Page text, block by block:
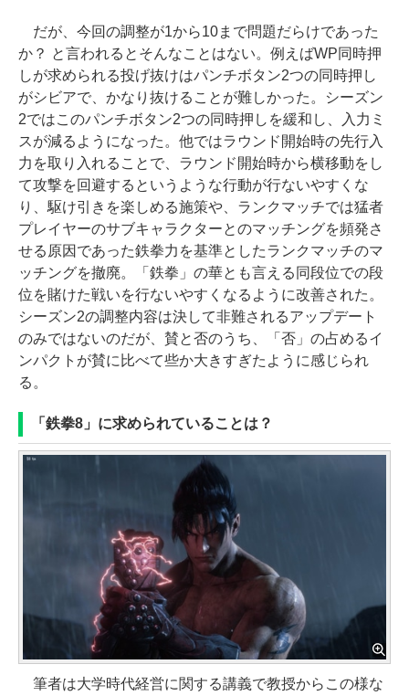
だが、今回の調整が1から10まで問題だらけであった
か？ と言われるとそんなことはない。例えばWP同時押
しが求められる投げ抜けはパンチボタン2つの同時押し
がシビアで、かなり抜けることが難しかった。シーズン
2ではこのパンチボタン2つの同時押しを緩和し、入力ミ
スが減るようになった。他ではラウンド開始時の先行入
力を取り入れることで、ラウンド開始時から横移動をし
て攻撃を回避するというような行動が行ないやすくな
り、駆け引きを楽しめる施策や、ランクマッチでは猛者
プレイヤーのサブキャラクターとのマッチングを頻発さ
せる原因であった鉄拳力を基準としたランクマッチのマ
ッチングを撤廃。「鉄拳」の華とも言える同段位での段
位を賭けた戦いを行ないやすくなるように改善された。
シーズン2の調整内容は決して非難されるアップデート
のみではないのだが、賛と否のうち、「否」の占めるイ
ンパクトが賛に比べて些か大きすぎたように感じられ
る。
「鉄拳8」に求められていることは？
筆者は大学時代経営に関する講義で教授からこの様な